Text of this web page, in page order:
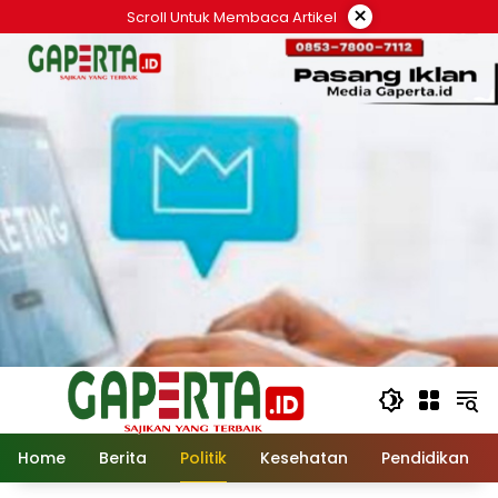
ke
konten
Scroll Untuk Membaca Artikel ×
Home Berita Politik Kesehatan Pendidikan